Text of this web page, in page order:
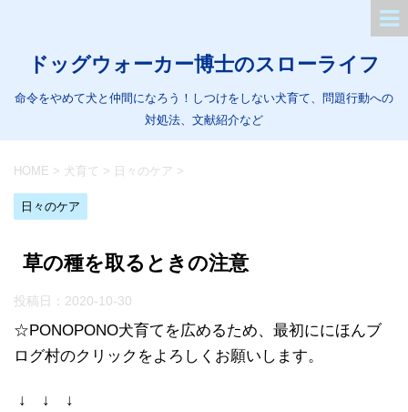
ドッグウォーカー博士のスローライフ
命令をやめて犬と仲間になろう！しつけをしない犬育て、問題行動への
対処法、文献紹介など
HOME > 犬育て > 日々のケア >
日々のケア
草の種を取るときの注意
投稿日： 2020-10-30
☆PONOPONO犬育てを広めるため、最初ににほんブ
ログ村のクリックをよろしくお願いします。
↓ ↓ ↓